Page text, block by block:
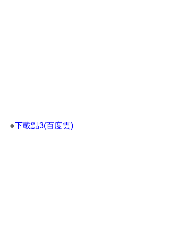
●下載點3(百度雲)